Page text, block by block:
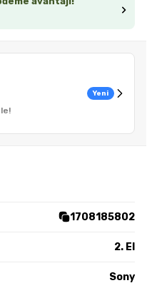
Yeni
1708185802
2. El
Sony